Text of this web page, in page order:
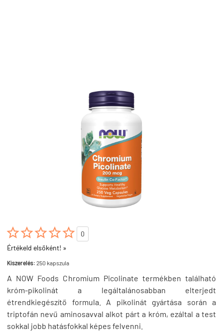

0
Értékeld elsőként! »
Kiszerelés: 250 kapszula
A NOW Foods Chromium Picolinate termékben található
króm-pikolinát a legáltalánosabban elterjedt
étrendkiegészítő formula. A pikolinát gyártása során a
triptofán nevű aminosavval alkot párt a króm, ezáltal a test
sokkal jobb hatásfokkal képes felvenni.